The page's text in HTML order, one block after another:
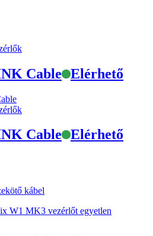
Cable Elérhető
Cable Elérhető
kábel
W1 MK3 vezérlőt egyetlen